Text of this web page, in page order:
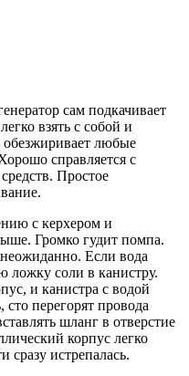
сам подкачивает
взять с собой и
обезжиривает любые
справляется с
Простое
с керхером и
Громко гудит помпа.
Если вода
ложку соли в канистру.
и канистра с водой
сто перегорят провода
шланг в отверстие
корпус легко
сразу истрепалась.